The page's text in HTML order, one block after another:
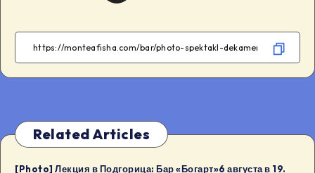
Facebook
Twitter
TelegramWhatsApp
Related Articles
[Photo] Лекция в Подгорица: Бар «Богарт»6 августа в 19.